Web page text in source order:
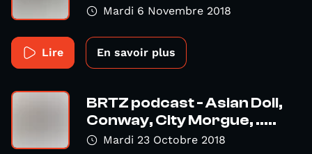
Mardi 6 Novembre 2018
Lire En savoir plus
BRTZ podcast - Asian Doll,
Conway, City Morgue, .....
Mardi 23 Octobre 2018